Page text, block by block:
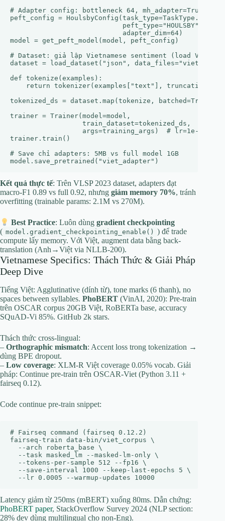
# Adapter config: bottleneck 64, mh_adapter=True
peft_config =
                            peft_type="HOULSBY",
                            adapter_dim=64)
model = get_peft_model(model, peft_config)
# Dataset: giả lập Vietnamese sentiment (load
dataset = load_dataset("json",
def tokenize(examples):
return tokenizer(examples["text"],
tokenized_ds = dataset.map(tokenize, batched=True)
trainer = Trainer(model=model,
                  train_dataset=tokenized_ds,
args=training_args)  # lr=1e-3,
trainer.train()
# Save chỉ adapters: 5MB vs full model 1GB
Kết quả thực tế: Trên VLSP 2023 dataset, adapters đạt
macro-F1 0.89 vs full 0.92, nhưng giảm memory 70%, tránh
overfitting (trainable params: 2.1M vs 270M).
Best Practice: Luôn dùnggradient checkpointing
( model.gradient_checkpointing_enable() ) để trade
compute lấy memory. Với Việt, augment data bằng back-
translation (Anh→Việt via NLLB-200).
Vietnamese Specifics: Thách Thức & Giải Pháp
Deep Dive
Tiếng Việt: Agglutinative (dính từ), tone marks (6 thanh), no
spaces between syllables. PhoBERT (VinAI, 2020): Pre-train
trên OSCAR corpus 20GB Việt, RoBERTa base, accuracy
SQuAD-Vi 85%. GitHub 2k stars.
Thách thức cross-lingual:
– Orthographic mismatch: Accent loss trong tokenization →
dùng BPE dropout.
– Low coverage: XLM-R Việt coverage 0.05% vocab. Giải
pháp: Continue pre-train trên OSCAR-Viet (Python 3.11 +
fairseq 0.12).
Code continue pre-train snippet:
# Fairseq command (fairseq 0.12.2)
fairseq-train data-bin/viet_corpus \
  --arch roberta_base \
  --task masked_lm --masked-lm-only \
  --tokens-per-sample 512 --fp16 \
  --save-interval 1000 --keep-last-epochs 5 \
Latency giảm từ 250ms (mBERT) xuống 80ms. Dẫn chứng:
PhoBERT paper, StackOverflow Survey 2024 (NLP section:
28% dev dùng multilingual cho non-Eng).